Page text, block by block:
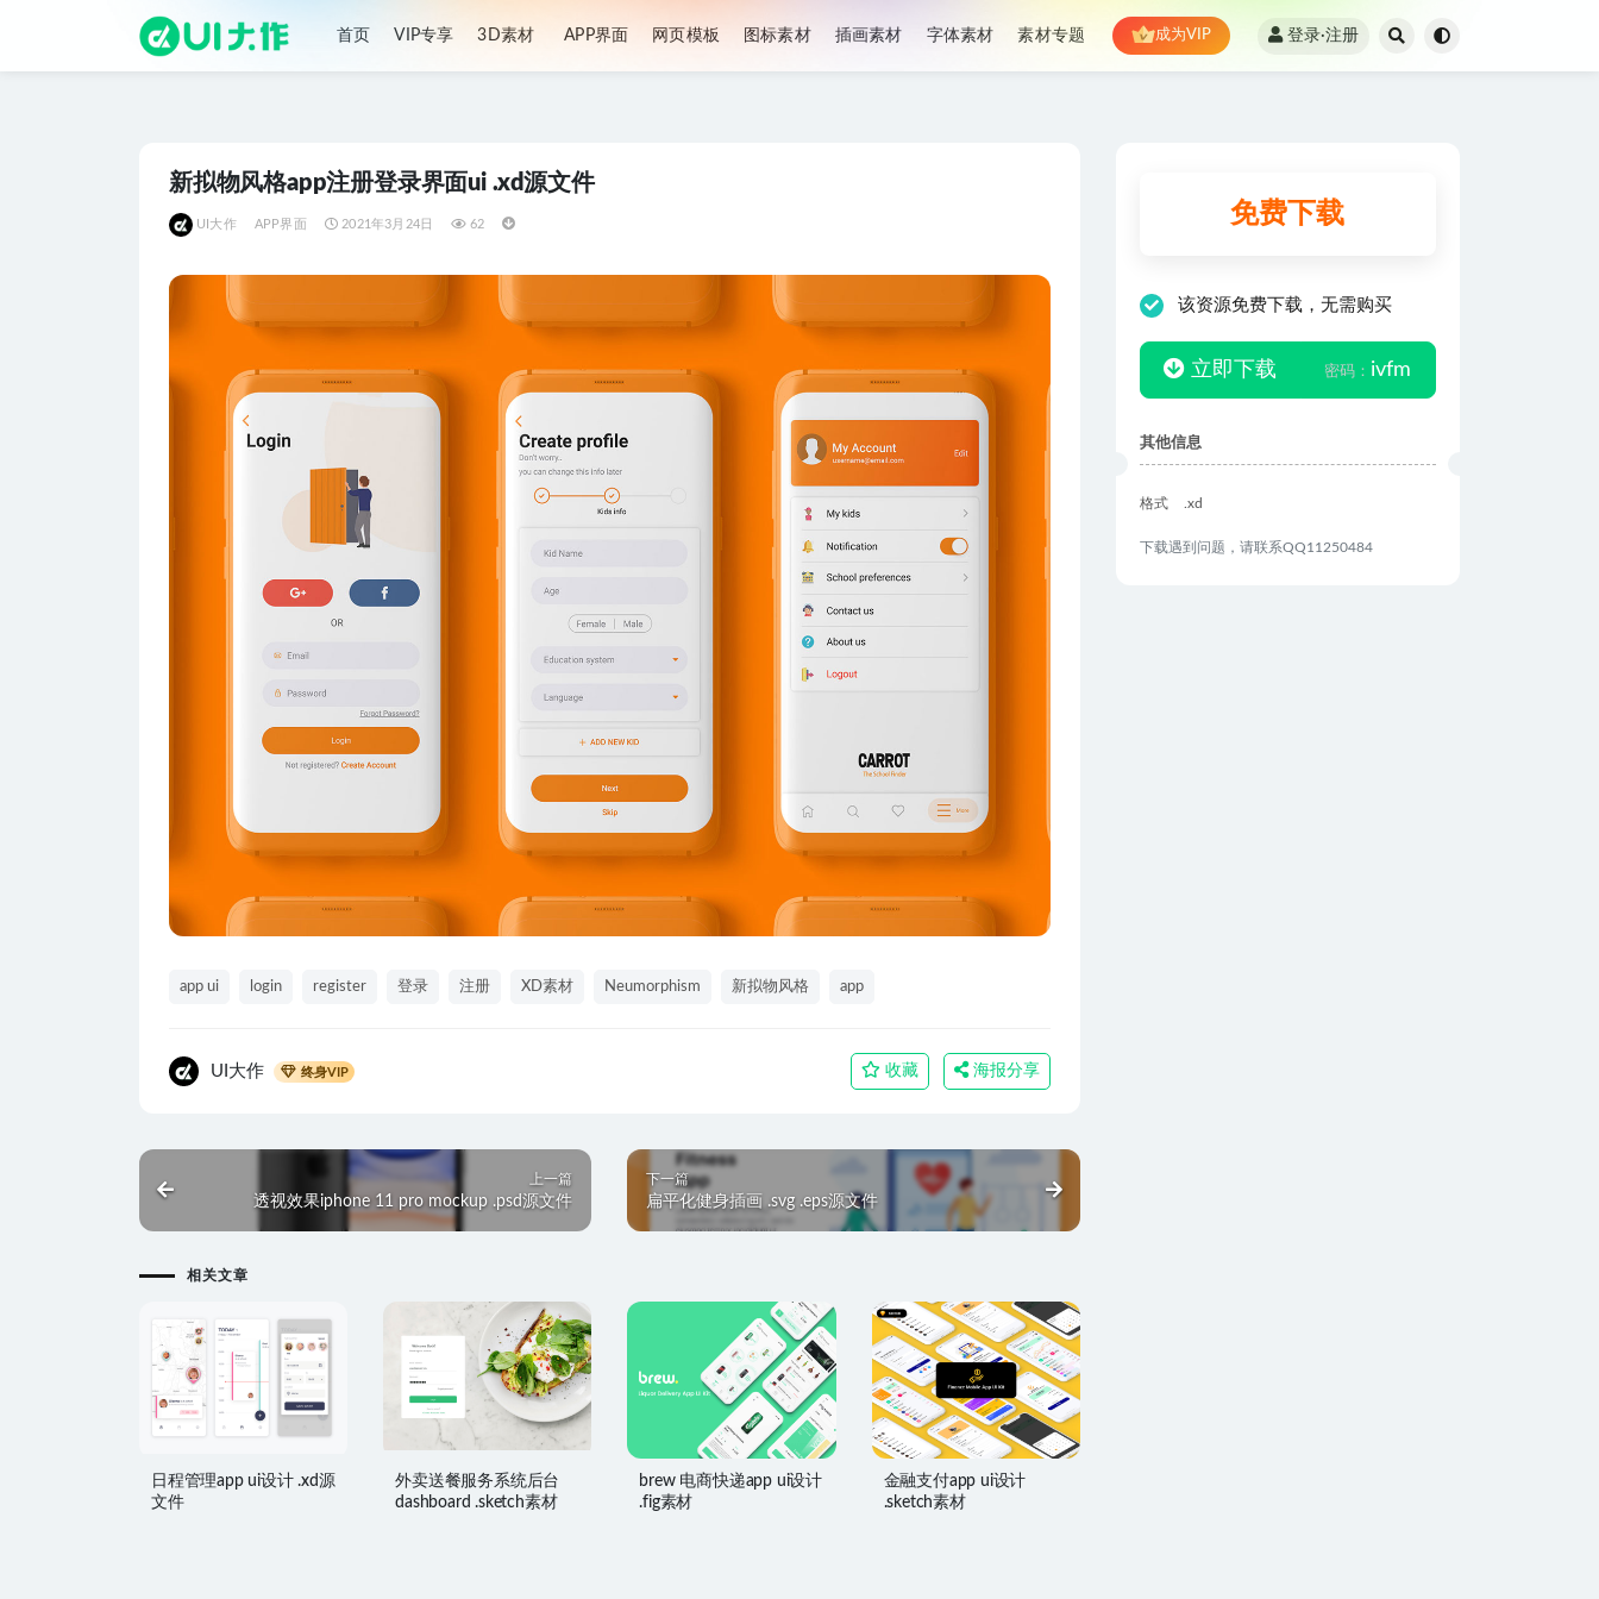
首页 VIP专享 3D素材 APP界面 网页模板 图标素材 插画素材 字体素材 素材专题 成为VIP 登录·注册
新拟物风格app注册登录界面ui .xd源文件
UI大作 APP界面 2021年3月24日 62
app ui login register 登录 注册 XD素材 Neumorphism 新拟物风格 app
UI大作 终身VIP 收藏 海报分享
上一篇
透视效果iphone 11 pro mockup .psd源文件
下一篇
扁平化健身插画 .svg .eps源文件
相关文章
日程管理app ui设计 .xd源
文件
外卖送餐服务系统后台
dashboard .sketch素材
brew 电商快递app ui设计
.fig素材
金融支付app ui设计
.sketch素材
免费下载
该资源免费下载，无需购买
立即下载 密码： ivfm
其他信息
格式 .xd
下载遇到问题，请联系QQ11250484